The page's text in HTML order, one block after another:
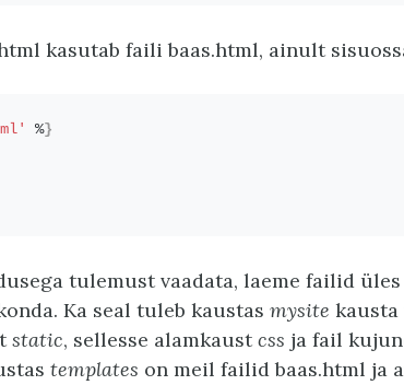
kasutab faili baas.html, ainult
%}
tulemust vaadata, laeme failid üles
Ka seal tuleb kaustas mysite kausta
static, sellesse alamkaustcss ja fail
templates on meil failid baas.html ja